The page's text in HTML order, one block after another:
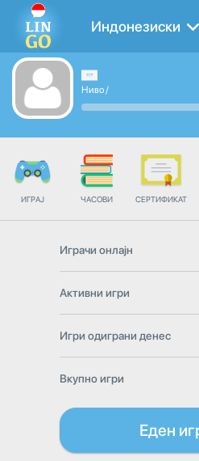
Индонезиски
Ниво/
ИГРАЈ ЧАСОВИ СЕРТИФИКАТ
Играчи онлајн
Активни игри
Игри одиграни денес
Вкупно игри
Еден